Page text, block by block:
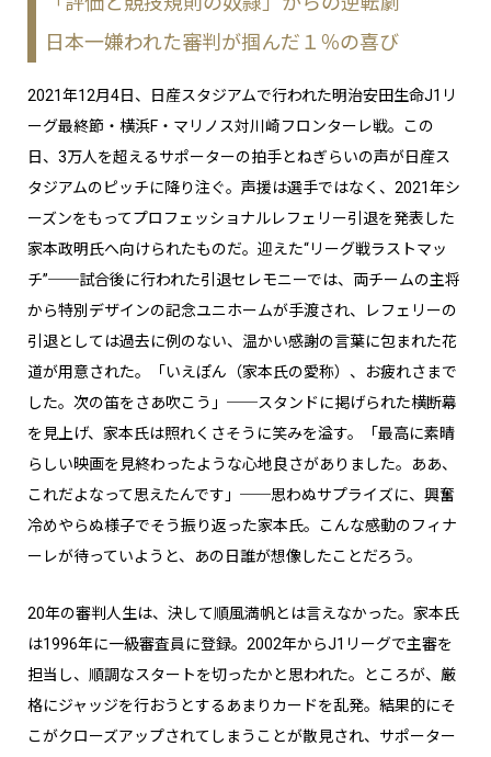
日本一嫌われた審判が掴んだ１％の喜び
2021年12月4日、日産スタジアムで行われた明治安田生命J1リ
ーグ最終節・横浜F・マリノス対川崎フロンターレ戦。この
日、3万人を超えるサポーターの拍手とねぎらいの声が日産ス
タジアムのピッチに降り注ぐ。声援は選手ではなく、2021年シ
ーズンをもってプロフェッショナルレフェリー引退を発表した
家本政明氏へ向けられたものだ。迎えた“リーグ戦ラストマッ
チ”──試合後に行われた引退セレモニーでは、両チームの主将
から特別デザインの記念ユニホームが手渡され、レフェリーの
引退としては過去に例のない、温かい感謝の言葉に包まれた花
道が用意された。「いえぽん（家本氏の愛称）、お疲れさまで
した。次の笛をさあ吹こう」──スタンドに掲げられた横断幕
を見上げ、家本氏は照れくさそうに笑みを溢す。「最高に素晴
らしい映画を見終わったような心地良さがありました。ああ、
これだよなって思えたんです」──思わぬサプライズに、興奮
冷めやらぬ様子でそう振り返った家本氏。こんな感動のフィナ
ーレが待っていようと、あの日誰が想像したことだろう。
20年の審判人生は、決して順風満帆とは言えなかった。家本氏
は1996年に一級審査員に登録。2002年からJ1リーグで主審を
担当し、順調なスタートを切ったかと思われた。ところが、厳
格にジャッジを行おうとするあまりカードを乱発。結果的にそ
こがクローズアップされてしまうことが散見され、サポーター